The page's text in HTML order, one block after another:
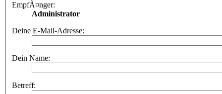
EmpfÃ¤nger:
Administrator
Deine E-Mail-Adresse:
Dein Name:
Betreff: